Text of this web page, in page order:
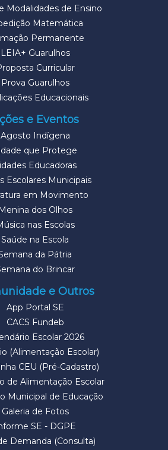
Modalidades de Ensino
Matemática
Permanente
LEIA+ Guarulhos
Curricular
Prova Guarulhos
Educacionais
e Eventos
Agosto Indígena
que Protege
Educadoras
Escolares Municipais
em Movimento
Menina dos Olhos
nas Escolas
Saúde na Escola
da Pátria
do Brincar
e Outros
App Portal SE
CACS Fundeb
Escolar 2026
(Alimentação Escolar)
CEU (Pré-Cadastro)
de Alimentação Escolar
Municipal de Educação
Galeria de Fotos
SE - DGPE
Demanda (Consulta)